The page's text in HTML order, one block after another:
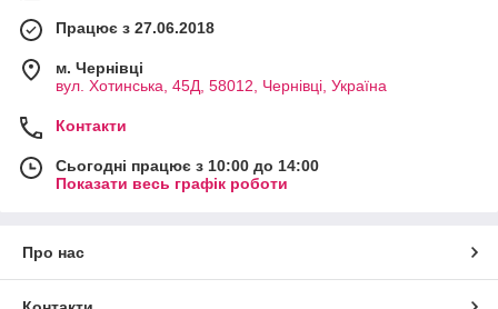
Працює з 27.06.2018
м. Чернівці
вул. Хотинська, 45Д, 58012, Чернівці, Україна
Контакти
Сьогодні працює з 10:00 до 14:00
Показати весь графік роботи
Про нас